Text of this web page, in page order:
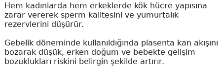
Hem kadınlarda hem erkeklerde kök hücre yapısına
zarar vererek sperm kalitesini ve yumurtalık
rezervlerini düşürür.
Gebelik döneminde kullanıldığında plasenta kan akışını
bozarak düşük, erken doğum ve bebekte gelişim
bozuklukları riskini belirgin şekilde artırır.